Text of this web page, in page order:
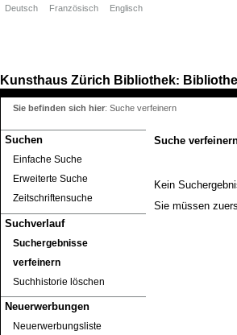
Kunsthaus Zürich Bibliothek:
Suchen
Einfache Suche
Erweiterte Suche
Zeitschriftensuche
Suchverlauf
Suchergebnisse
verfeinern
Suchhistorie löschen
Neuerwerbungen
Neuerwerbungsliste
Deutsch Französisch Englisch
Sie befinden sich hier: Suche verfeinern
Suche
Kein
Sie müssen